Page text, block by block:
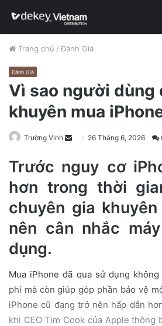
Trang chủ / Đánh Giá
Đánh Giá
Vì sao người dùng
khuyên mua
Trường Vinh
n
a
n
m
l
26 Tháng 6, 2026
Trước nguy cơ
hơn trong thời
chuyên gia
nên cân nhắc
dụng.
Mua iPhone đã qua sử dụng
phí mà còn giúp góp phần bảo vệ
iPhone cũ đang trở nên hấp dẫn
khi CEO Tim Cook của Apple thông